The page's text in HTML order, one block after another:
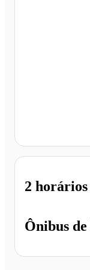
Ônibus de
2 horários